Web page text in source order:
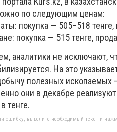
по следующим ценам:
покупка — 505−518
покупка — 515 тенге,
аналитики не исключают,
На это
полезных
они в декабре
тенге.
ошибку, выделите необходимый текст и